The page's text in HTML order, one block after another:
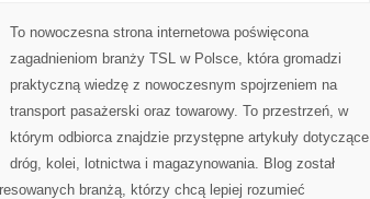
SZYNOWA
To nowoczesna strona internetowa poświęcona
zagadnieniom branży TSL w Polsce, która gromadzi
praktyczną wiedzę z nowoczesnym spojrzeniem na
transport pasażerski oraz towarowy. To przestrzeń, w
którym odbiorca znajdzie przystępne artykuły dotyczące
dróg, kolei, lotnictwa i magazynowania. Blog został
branżą, którzy chcą lepiej rozumieć